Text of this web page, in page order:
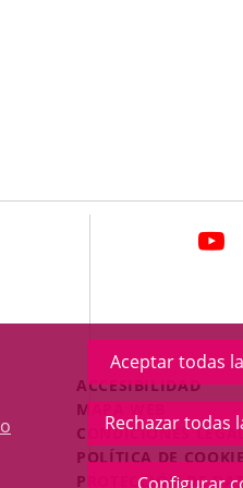
Aceptar todas
Rechazar todas
Menú
Legal
Footer
ACCESIBILIDAD
MAPA WEB
CONDICIONES
POLÍTICA DE
PROTECCIÓN DE